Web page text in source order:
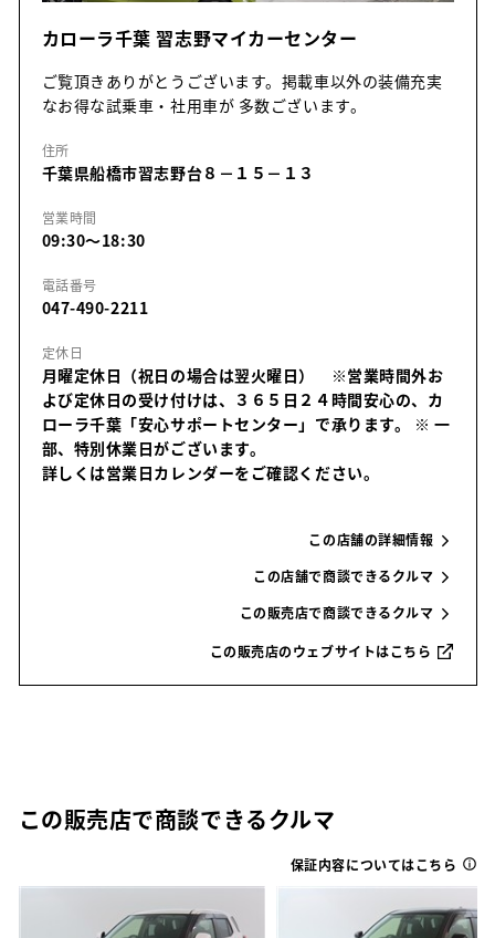
カローラ千葉 習志野マイカーセンター
ご覧頂きありがとうございます。掲載車以外の装備充実
なお得な試乗車・社用車が 多数ございます。
住所
千葉県船橋市習志野台８－１５－１３
営業時間
09:30～18:30
電話番号
047-490-2211
定休日
月曜定休日（祝日の場合は翌火曜日） ※営業時間外お
よび定休日の受け付けは、３６５日２４時間安心の、カ
ローラ千葉「安心サポートセンター」で承ります。
※ 一
部、特別休業日がございます。
詳しくは営業日カレンダーをご確認ください。
この店舗の詳細情報
この店舗で商談できるクルマ
この販売店で商談できるクルマ
この販売店のウェブサイトはこちら
この販売店で商談できるクルマ
保証内容についてはこちら